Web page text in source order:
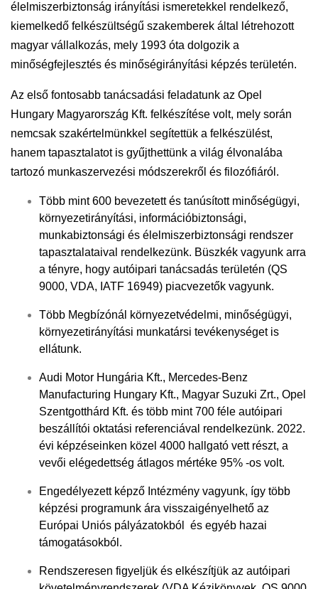
élelmiszerbiztonság irányítási ismeretekkel rendelkező,
kiemelkedő felkészültségű szakemberek által létrehozott
magyar vállalkozás, mely 1993 óta dolgozik a
minőségfejlesztés és minőségirányítási képzés területén.
Az első fontosabb tanácsadási feladatunk az Opel
Hungary Magyarország Kft. felkészítése volt, mely során
nemcsak szakértelmünkkel segítettük a felkészülést,
hanem tapasztalatot is gyűjthettünk a világ élvonalába
tartozó munkaszervezési módszerekről és filozófiáról.
Több mint 600 bevezetett és tanúsított minőségügyi,
környezetirányítási, információbiztonsági,
munkabiztonsági és élelmiszerbiztonsági rendszer
tapasztalataival rendelkezünk. Büszkék vagyunk arra
a tényre, hogy autóipari tanácsadás területén (QS
9000, VDA, IATF 16949) piacvezetők vagyunk.
Több Megbízónál környezetvédelmi, minőségügyi,
környezetirányítási munkatársi tevékenységet is
ellátunk.
Audi Motor Hungária Kft., Mercedes-Benz
Manufacturing Hungary Kft., Magyar Suzuki Zrt., Opel
Szentgotthárd Kft. és több mint 700 féle autóipari
beszállítói oktatási referenciával rendelkezünk. 2022.
évi képzéseinken közel 4000 hallgató vett részt, a
vevői elégedettség átlagos mértéke 95% -os volt.
Engedélyezett képző Intézmény vagyunk, így több
képzési programunk ára visszaigényelhető az
Európai Uniós pályázatokból és egyéb hazai
támogatásokból.
Rendszeresen figyeljük és elkészítjük az autóipari